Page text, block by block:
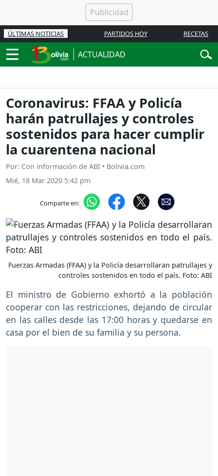
ÚLTIMAS NOTICIAS PARTIDOS HOY RECETAS
ACTUALIDAD
Coronavirus: FFAA y Policía
harán patrullajes y controles
sostenidos para hacer cumplir
la cuarentena nacional
Por: Con información de ABI • Bolivia.com
Mié, 18 Mar 2020 5:42 pm
Comparte en:
Fuerzas Armadas (FFAA) y la Policía desarrollaran patrullajes y
controles sostenidos en todo el país. Foto: ABI
El ministro de Gobierno exhortó a la población
cooperar con las restricciones, dejando de circular
en las calles desde las 17:00 horas y quedarse en
casa por el bien de su familia y su persona.